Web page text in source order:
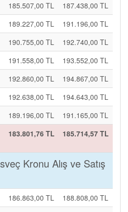
185.507,00 TL
187.438,00 TL
189.227,00 TL
191.196,00 TL
190.755,00 TL
192.740,00 TL
191.558,00 TL
193.552,00 TL
192.860,00 TL
194.867,00 TL
192.638,00 TL
194.643,00 TL
189.196,00 TL 191.165,00 TL
183.801,76 TL 185.714,57 TL
Kronu Alış ve Satış
186.863,00 TL
188.808,00 TL